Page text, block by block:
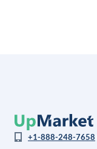
+1-888-248-7658